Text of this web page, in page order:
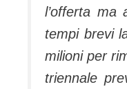
l’offerta ma
tempi brevi
milioni per
triennale